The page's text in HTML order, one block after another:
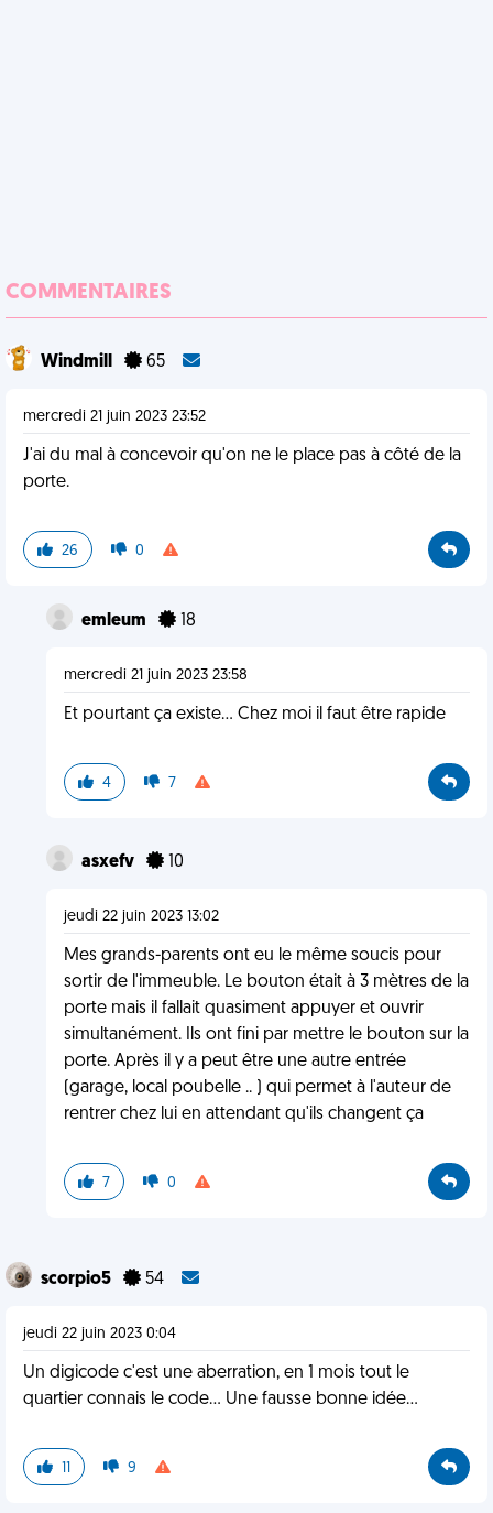
COMMENTAIRES
Windmill 65
mercredi 21 juin 2023 23:52
J'ai du mal à concevoir qu'on ne le place pas à côté de la
porte.
26 0
emleum 18
mercredi 21 juin 2023 23:58
Et pourtant ça existe... Chez moi il faut être rapide
4 7
asxefv 10
jeudi 22 juin 2023 13:02
Mes grands-parents ont eu le même soucis pour
sortir de l'immeuble. Le bouton était à 3 mètres de la
porte mais il fallait quasiment appuyer et ouvrir
simultanément. Ils ont fini par mettre le bouton sur la
porte. Après il y a peut être une autre entrée
(garage, local poubelle .. ) qui permet à l'auteur de
rentrer chez lui en attendant qu'ils changent ça
7 0
scorpio5 54
jeudi 22 juin 2023 0:04
Un digicode c'est une aberration, en 1 mois tout le
quartier connais le code... Une fausse bonne idée...
11 9